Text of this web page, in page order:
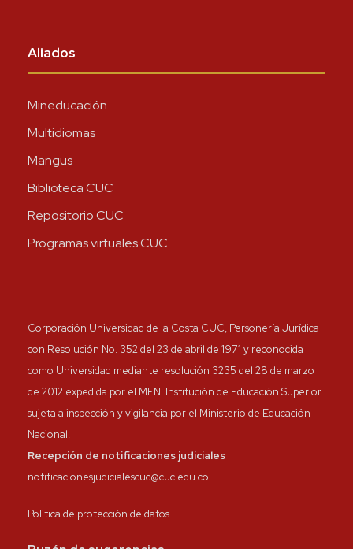
Aliados
Mineducación
Multidiomas
Mangus
Biblioteca CUC
Repositorio CUC
Programas virtuales CUC
Corporación Universidad de la Costa CUC, Personería Jurídica
con Resolución No. 352 del 23 de abril de 1971 y reconocida
como Universidad mediante resolución 3235 del 28 de marzo
de 2012 expedida por el MEN. Institución de Educación Superior
sujeta a inspección y vigilancia por el Ministerio de Educación
Nacional.
Recepción de notificaciones judiciales
notificacionesjudicialescuc@cuc.edu.co
Política de protección de datos